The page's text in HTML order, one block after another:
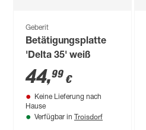
Geberit
Betätigungsplatte
'Delta 35' weiß
44,99 €
Keine Lieferung nach
Hause
Verfügbar in Troisdorf